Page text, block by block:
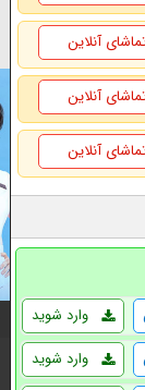
آنلاین
آنلاین
آنلاین
وارد شوید
وارد شوید